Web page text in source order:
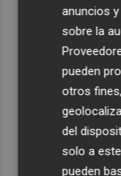
anuncios
sobre la
pueden
otros
del
solo a
pueden